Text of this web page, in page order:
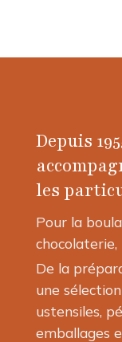
Depuis
les
Pour la
De la
une
ustensiles,
emballages